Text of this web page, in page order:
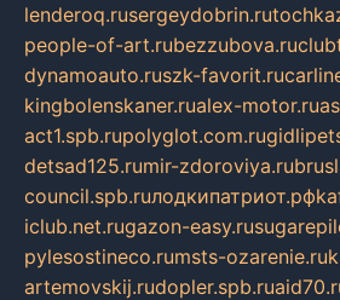
lenderoq.rusergeydobrin.ru
people-of-art.rubezzubova.ru
dynamoauto.ruszk-favorit.ru
kingbolenskaner.rualex-motor.ru
act1.spb.rupolyglot.com.ru
detsad125.rumir-zdoroviya.ru
council.spb.ruлодкипатриот.рф
iclub.net.rugazon-easy.ru
pylesostineco.rumsts-ozarenie.ru
artemovskij.rudopler.spb.ru